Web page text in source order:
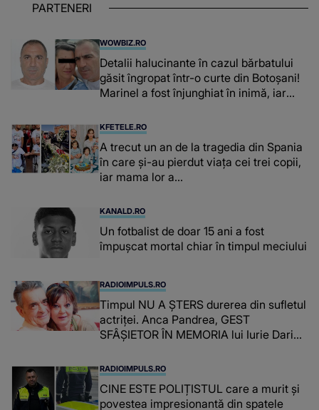
PARTENERI
WOWBIZ.RO
Detalii halucinante în cazul bărbatului
găsit îngropat într-o curte din Botoșani!
Marinel a fost înjunghiat în inimă, iar
suspecți
KFETELE.RO
A trecut un an de la tragedia din Spania
în care și-au pierdut viața cei trei copii,
iar mama lor a…
KANALD.RO
Un fotbalist de doar 15 ani a fost
împușcat mortal chiar în timpul meciului
RADIOIMPULS.RO
Timpul NU A ȘTERS durerea din sufletul
actriței. Anca Pandrea, GEST
SFÂȘIETOR ÎN MEMORIA lui Iurie Darie:
timpul parcă..."
RADIOIMPULS.RO
CINE ESTE POLIȚISTUL care a murit și
povestea impresionantă din spatele